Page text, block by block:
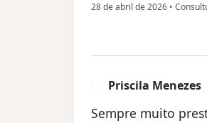
28 de abril de 2026 •
Priscila Menezes
Sempre muito